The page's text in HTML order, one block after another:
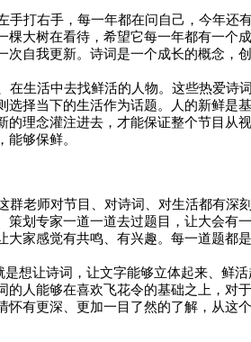
打右手，每一年都在问自己，今年还
棵大树在看待，希望它每一年都有一个
次自我更新。诗词是一个成长的概念，
生活中去找鲜活的人物。这些热爱诗
选择当下的生活作为话题。人的新鲜是
理念灌注进去，才能保证整个节目从
够保鲜。
老师对节目、对诗词、对生活都有深
策划专家一道一道去过题目，让大会有
大家感觉有共鸣、有兴趣。每一道题都
想让诗词，让文字能够立体起来、鲜活
的人能够在喜欢飞花令的基础之上，对
怀有更深、更加一目了然的了解，从这